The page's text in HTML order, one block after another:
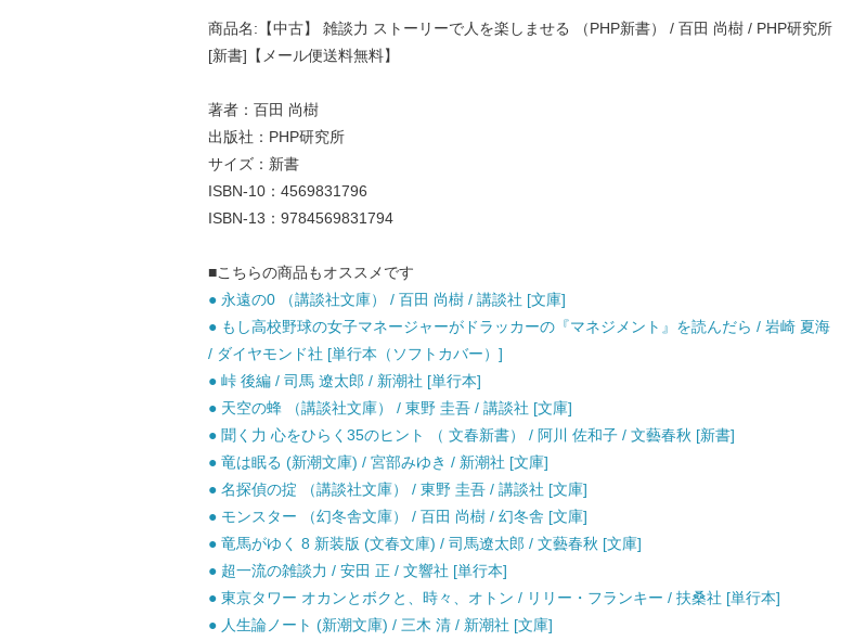
商品名:【中古】 雑談力 ストーリーで人を楽しませる （PHP新書） / 百田 尚樹 / PHP研究所
[新書]【メール便送料無料】
著者：百田 尚樹
出版社：PHP研究所
サイズ：新書
ISBN-10：4569831796
ISBN-13：9784569831794
■こちらの商品もオススメです
● 永遠の0 （講談社文庫） / 百田 尚樹 / 講談社 [文庫]
● もし高校野球の女子マネージャーがドラッカーの『マネジメント』を読んだら / 岩崎 夏海
/ ダイヤモンド社 [単行本（ソフトカバー）]
● 峠 後編 / 司馬 遼太郎 / 新潮社 [単行本]
● 天空の蜂 （講談社文庫） / 東野 圭吾 / 講談社 [文庫]
● 聞く力 心をひらく35のヒント （ 文春新書） / 阿川 佐和子 / 文藝春秋 [新書]
● 竜は眠る (新潮文庫) / 宮部みゆき / 新潮社 [文庫]
● 名探偵の掟 （講談社文庫） / 東野 圭吾 / 講談社 [文庫]
● モンスター （幻冬舎文庫） / 百田 尚樹 / 幻冬舎 [文庫]
● 竜馬がゆく 8 新装版 (文春文庫) / 司馬遼太郎 / 文藝春秋 [文庫]
● 超一流の雑談力 / 安田 正 / 文響社 [単行本]
● 東京タワー オカンとボクと、時々、オトン / リリー・フランキー / 扶桑社 [単行本]
● 人生論ノート (新潮文庫) / 三木 清 / 新潮社 [文庫]